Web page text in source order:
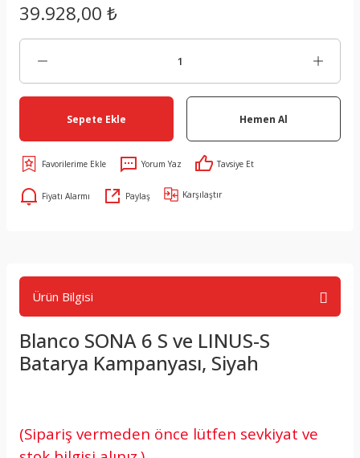
39.928,00 ₺
Sepete Ekle Hemen Al
Yorum Yaz Tavsiye Et
Fiyatı Alarmı Paylaş Karşılaştır
Ürün Bilgisi
Blanco SONA 6 S ve LINUS-S
Batarya Kampanyası, Siyah
(Sipariş vermeden önce lütfen sevkiyat ve